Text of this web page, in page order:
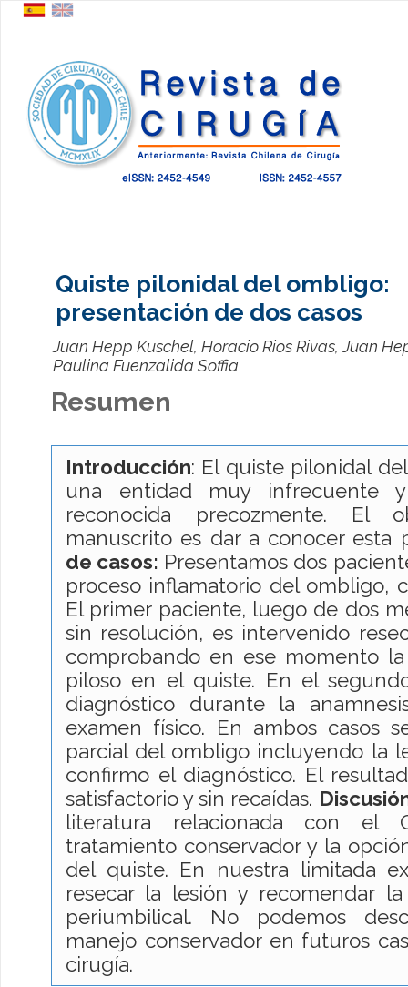
Quiste pilonidal del ombligo:
presentación de dos casos
Juan Hepp Kuschel, Horacio Rios Rivas, Juan
Paulina Fuenzalida Soffia
Resumen
Introducción: El quiste pilonidal
una entidad muy infrecuente
reconocida precozmente. El
manuscrito es dar a conocer esta
de casos: Presentamos dos
proceso inflamatorio del ombligo,
El primer paciente, luego de dos
sin resolución, es intervenido
comprobando en ese momento
piloso en el quiste. En el
diagnóstico durante la
examen físico. En ambos casos
parcial del ombligo incluyendo la
confirmo el diagnóstico. El
satisfactorio y sin recaídas.
literatura relacionada con el
tratamiento conservador y la
del quiste. En nuestra limitada
resecar la lesión y recomendar
periumbilical. No podemos
manejo conservador en futuros
cirugía.